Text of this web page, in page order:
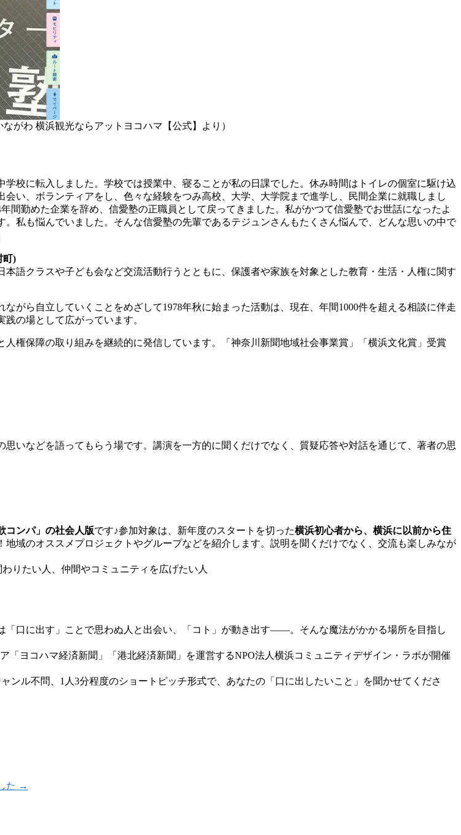
がわ 横浜観光ならアットヨコハマ【公式】より）
校に転入しました。学校では授業中、寝ることが私の日課でした。休み時間はトイレの個室に駆け込
い、ボランティアをし、色々な経験をつみ高校、大学、大学院まで進学し、民間企業に就職しまし
間勤めた企業を辞め、信愛塾の正職員として戻ってきました。私がかつて信愛塾でお世話になったよ
私も悩んでいました。そんな信愛塾の先輩であるテジュンさんもたくさん悩んで、どんな思いの中で
町)
語クラスや子ども会など交流活動行うとともに、保護者や家族を対象とした教育・生活・人権に関す
がら自立していくことをめざして1978年秋に始まった活動は、現在、年間1000件を超える相談に伴走
の場として広がっています。
権保障の取り組みを継続的に発信しています。「神奈川新聞地域社会事業賞」「横浜文化賞」受賞
いなどを語ってもらう場です。講演を一方的に聞くだけでなく、質疑応答や対話を通じて、著者の思
コンパ」の社会人版です♪参加対象は、新年度のスタートを切った横浜初心者から、横浜に以前から住
地域のオススメプロジェクトやグループなどを紹介します。説明を聞くだけでなく、交流も楽しみなが
りたい人、仲間やコミュニティを広げたい人
口に出す」ことで思わぬ人と出会い、「コト」が動き出す——。そんな魔法がかかる場所を目指し
ヨコハマ経済新聞」「港北経済新聞」を運営するNPO法人横浜コミュニティデザイン・ラボが開催
ル不問、1人3分程度のショートピッチ形式で、あなたの「口に出したいこと」を聞かせてくださ
た →